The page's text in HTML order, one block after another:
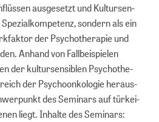
ausgesetzt und Kultursen-
sondern als ein
der Psychotherapie und
Anhand von Fallbeispielen
der kultursensiblen Psychothe-
der Psychoonkologie heraus-
des Seminars auf türkei-
liegt. Inhalte des Seminars: